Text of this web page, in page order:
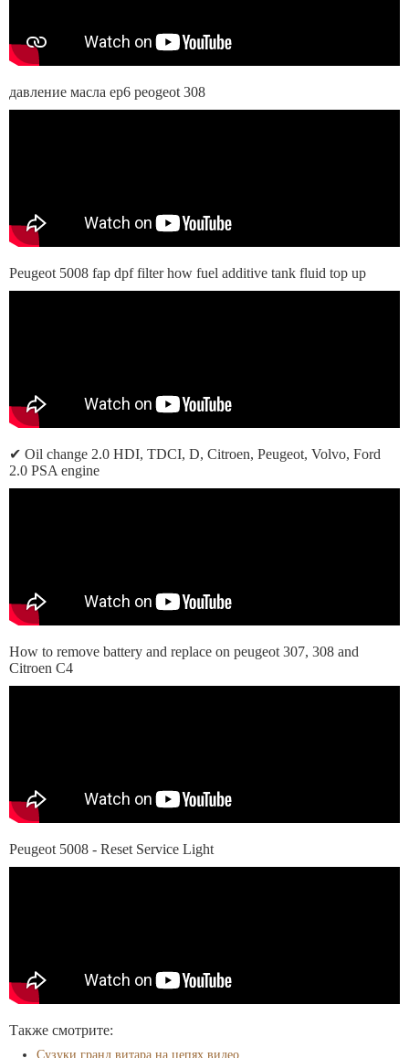
давление масла ep6 peogeot 308
Peugeot 5008 fap dpf filter how fuel additive tank fluid top up
✔ Oil change 2.0 HDI, TDCI, D, Citroen, Peugeot, Volvo, Ford
2.0 PSA engine
How to remove battery and replace on peugeot 307, 308 and
Citroen C4
Peugeot 5008 - Reset Service Light
Также смотрите:
Сузуки гранд витара на цепях видео